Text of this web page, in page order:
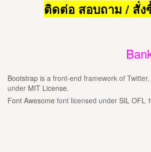
ติดต่อ สอบถาม / สั่ง
Bootstrap is a front-end framework of
under MIT License.
Font Awesome font licensed under SIL OFL